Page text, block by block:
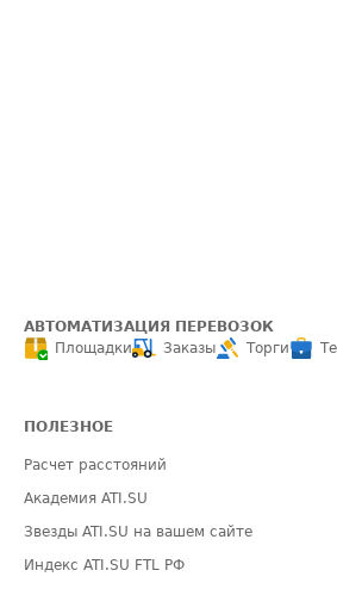
АВТОМАТИЗАЦИЯ ПЕРЕВОЗОК
Площадки
Заказы Торги
ПОЛЕЗНОЕ
Расчет расстояний
Академия ATI.SU
Звезды ATI.SU на вашем сайте
Индекс ATI.SU FTL РФ